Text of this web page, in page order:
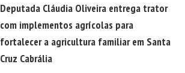
Deputada Cláudia Oliveira entrega trator
com implementos agrícolas para
fortalecer a agricultura familiar em Santa
Cruz Cabrália